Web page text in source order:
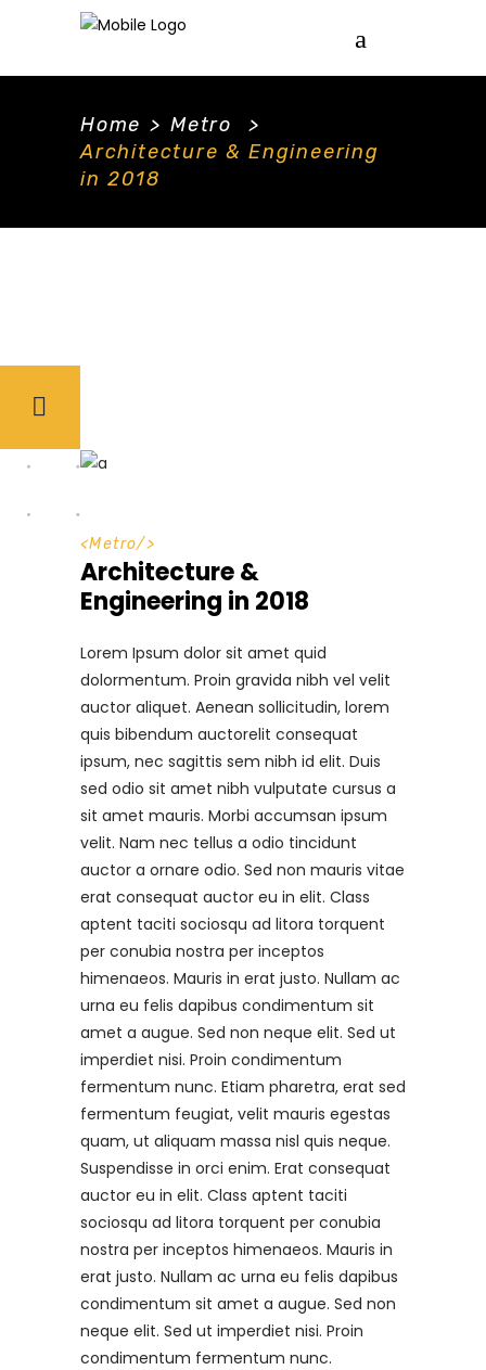
Home > Metro
>
Architecture & Engineering
in 2018
<Metro/>
Architecture &
Engineering in 2018
Lorem Ipsum dolor sit amet quid
dolormentum. Proin gravida nibh vel velit
auctor aliquet. Aenean sollicitudin, lorem
quis bibendum auctorelit consequat
ipsum, nec sagittis sem nibh id elit. Duis
sed odio sit amet nibh vulputate cursus a
sit amet mauris. Morbi accumsan ipsum
velit. Nam nec tellus a odio tincidunt
auctor a ornare odio. Sed non mauris vitae
erat consequat auctor eu in elit. Class
aptent taciti sociosqu ad litora torquent
per conubia nostra per inceptos
himenaeos. Mauris in erat justo. Nullam ac
urna eu felis dapibus condimentum sit
amet a augue. Sed non neque elit. Sed ut
imperdiet nisi. Proin condimentum
fermentum nunc. Etiam pharetra, erat sed
fermentum feugiat, velit mauris egestas
quam, ut aliquam massa nisl quis neque.
Suspendisse in orci enim. Erat consequat
auctor eu in elit. Class aptent taciti
sociosqu ad litora torquent per conubia
nostra per inceptos himenaeos. Mauris in
erat justo. Nullam ac urna eu felis dapibus
condimentum sit amet a augue. Sed non
neque elit. Sed ut imperdiet nisi. Proin
condimentum fermentum nunc.